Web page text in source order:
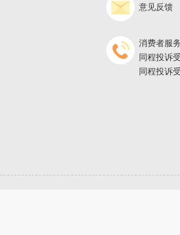
意见反馈
消费者服务
同程投诉
同程投诉